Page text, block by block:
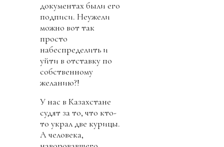
документах были его
подписи. Неужели
можно вот так
просто
набеспределить и
уйти в отставку по
собственному
желанию?!
У нас в Казахстане
судят за то, что кто-
то украл две курицы.
А человека,